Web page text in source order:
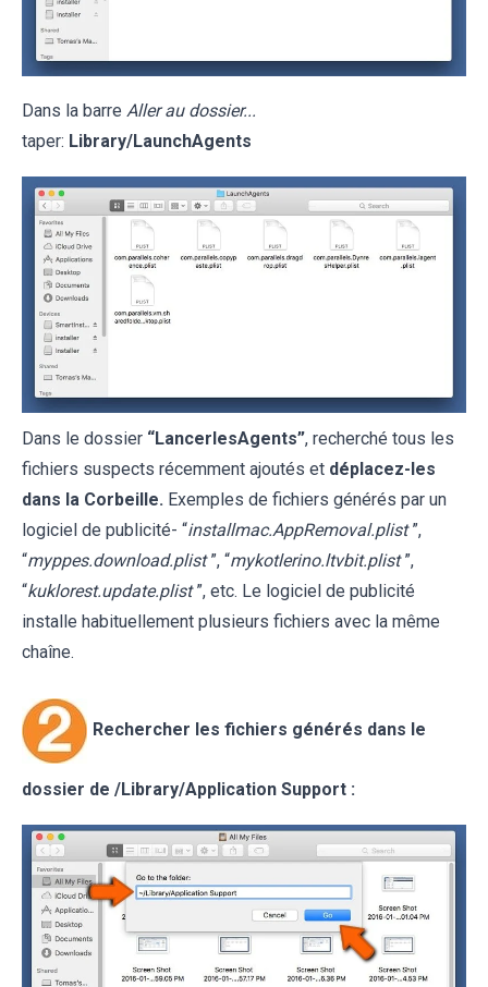
Dans la barre Aller au dossier...
taper: Library/LaunchAgents
Dans le dossier “LancerlesAgents”, recherché tous les
fichiers suspects récemment ajoutés et déplacez-les
dans la Corbeille. Exemples de fichiers générés par un
logiciel de publicité- “installmac.AppRemoval.plist ”,
“myppes.download.plist ”, “mykotlerino.ltvbit.plist ”,
“kuklorest.update.plist ”, etc. Le logiciel de publicité
installe habituellement plusieurs fichiers avec la même
chaîne.
Rechercher les fichiers générés dans le
dossier de /Library/Application Support :